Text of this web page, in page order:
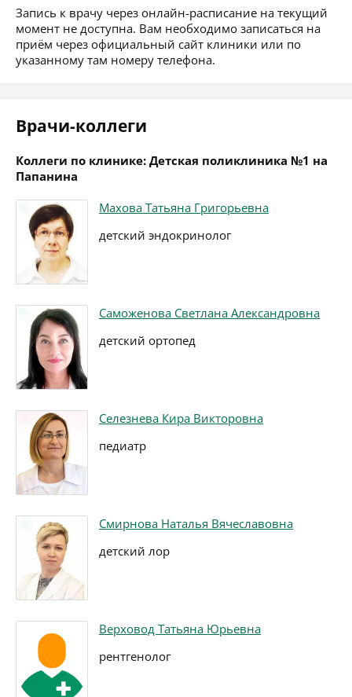
Запись к врачу через онлайн-расписание на текущий
момент не доступна. Вам необходимо записаться на
приём через официальный сайт клиники или по
указанному там номеру телефона.
Врачи-коллеги
Коллеги по клинике: Детская поликлиника №1 на
Папанина
Махова Татьяна Григорьевна
детский эндокринолог
Саможенова Светлана Александровна
детский ортопед
Селезнева Кира Викторовна
педиатр
Смирнова Наталья Вячеславовна
детский лор
Верховод Татьяна Юрьевна
рентгенолог